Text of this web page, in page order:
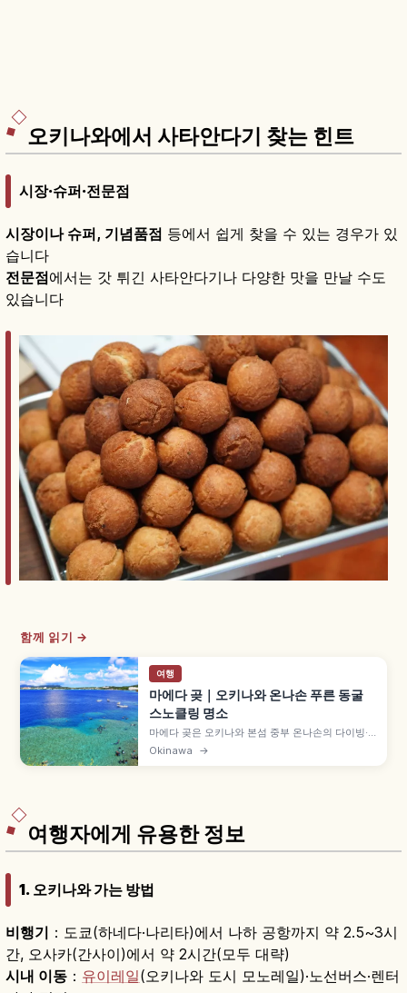
오키나와에서 사타안다기 찾는 힌트
시장·슈퍼·전문점
시장이나 슈퍼, 기념품점 등에서 쉽게 찾을 수 있는 경우가 있
습니다
전문점에서는 갓 튀긴 사타안다기나 다양한 맛을 만날 수도
있습니다
함께 읽기 →
여행
마에다 곶｜오키나와 온나손 푸른 동굴
스노클링 명소
마에다 곶은 오키나와 본섬 중부 온나손의 다이빙·
스노클링 명소로, '푸른 동굴'은 동굴 입구 햇빛이 하
Okinawa →
여행자에게 유용한 정보
1. 오키나와 가는 방법
비행기 ：도쿄(하네다·나리타)에서 나하 공항까지 약 2.5~3시
간, 오사카(간사이)에서 약 2시간(모두 대략)
시내 이동 ： 유이레일(오키나와 도시 모노레일)·노선버스·렌터